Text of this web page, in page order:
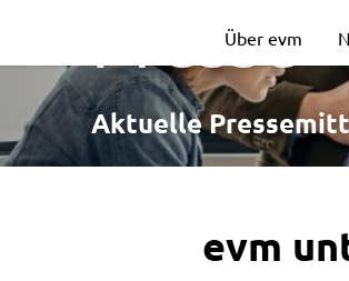
evm
Über evm
Presse
Aktuelle
evm